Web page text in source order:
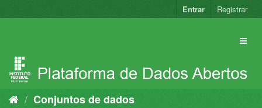
para
Entrar Registrar
Conjuntos de dados